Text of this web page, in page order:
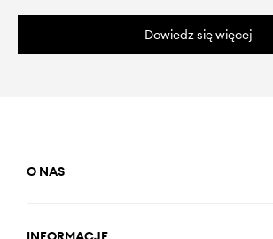
Dowiedz się więcej
O NAS